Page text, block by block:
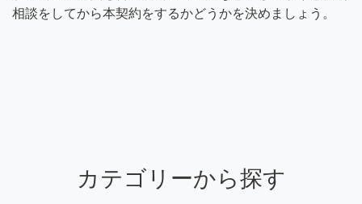
相談をしてから本契約をするかどうかを決めましょう。
カテゴリーから探す